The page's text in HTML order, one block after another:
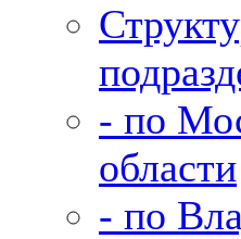
- по
области
- по